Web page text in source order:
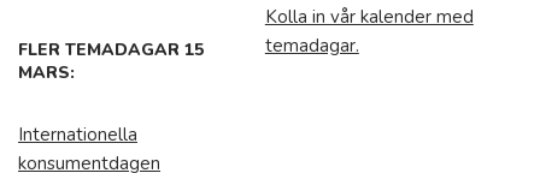
FLER TEMADAGAR 15
MARS:
Internationella
konsumentdagen
Kolla in vår kalender med
temadagar.